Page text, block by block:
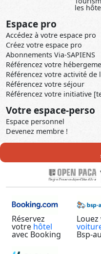
les
Espace pro
Accédez à votre espace pro
Créez votre espace pro
Abonnements Via-SAPIENS
Référencez votre
Référencez votre activité de
Référencez votre séjour
Référencez votre initiative
Votre espace-perso
Espace personnel
Devenez membre !
Réservez
votre hôtel
avec Booking Bsp-